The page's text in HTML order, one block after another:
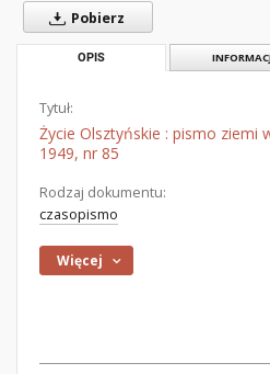
Pobierz
OPIS
Tytuł:
Życie Olsztyńskie : pismo ziemi
1949, nr 85
Rodzaj dokumentu:
czasopismo
Więcej